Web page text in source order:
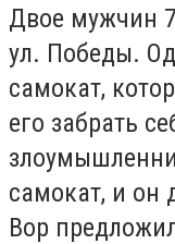
Двое мужчин
ул. Победы.
самокат,
его забрать
самокат, и он
Вор